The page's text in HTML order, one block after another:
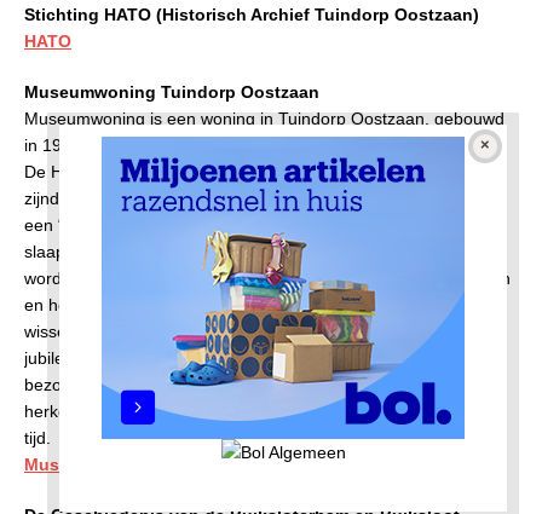
Stichting HATO (Historisch Archief Tuindorp Oostzaan)
HATO
Museumwoning Tuindorp Oostzaan
Museumwoning is een woning in Tuindorp Oostzaan, gebouwd
in 1922 door de toenmalige gemeentelijke Woningdienst.
De HATO kwam achter het bestaan van een in nog oude staat
zijnde woning en er ontstond een idee om van de modelwoning
een “museumwoning” te maken. In de woning is een
slaapkamer ingericht als voorlichtingsruimte, waar films kunnen
worden getoond van het leven en werken in Tuindorp Oostzaan
en het verbonden zijn met dit dorp. Er zijn ook steeds
wisselende tentoonstellingen te zien en een vitrinekast vol met
jubileumartikelen van de N.D.S.M. Mensen die de woning
bezoeken zijn enorm enthousiast, ook omdat het interieur zeer
herkenbaar is uit het verleden van moeders en grootmoeders
tijd.
Museumwoning Tuindorp Oostzaan